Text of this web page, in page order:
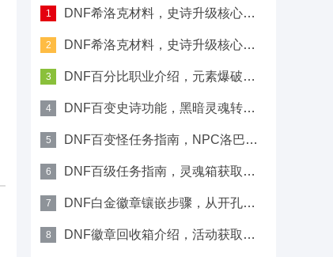
说下常规的召唤兽的面板伤
击资质×(14+10×成
长)/7500+成长×力量，这
个公式只适合零氪或者充值
不多的玩家，如果是神豪级
了，直接看宝石数量就清楚
1 DNF希洛克材料，史诗升级核心道具解析
2 DNF希洛克材料，史诗升级核心道具获取
3 DNF百分比职业介绍，元素爆破师范围控场解析
4 DNF百变史诗功能，黑暗灵魂转换器使用技巧
5 DNF百变怪任务指南，NPC洛巴赫处接取方式
6 DNF百级任务指南，灵魂箱获取百变怪装备
7 DNF白金徽章镶嵌步骤，从开孔到完成详解
8 DNF徽章回收箱介绍，活动获取特殊取下方式